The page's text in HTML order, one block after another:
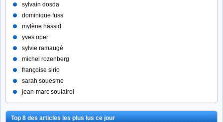
sylvain dosda
dominique fuss
mylène hassid
yves oper
sylvie ramaugé
michel rozenberg
françoise sirio
sarah souesme
jean-marc soulairol
Top 8 des articles les plus lus ce jour